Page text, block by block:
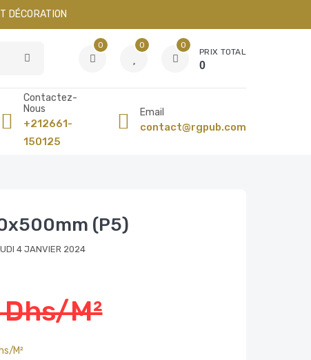
DÉCORATION
0 0 0
PRIX TOTAL
0
Contactez-
Nous
+212661-
150125
Email
contact@rgpub.com
(P5)
4 JANVIER 2024
m²
m²